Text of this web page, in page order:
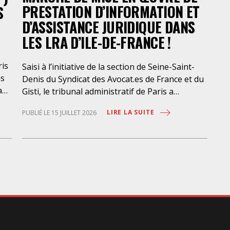
PRESTATION D’INFORMATION ET
D’ASSISTANCE JURIDIQUE DANS
LES LRA D’ILE-DE-FRANCE !
Saisi à l’initiative de la section de Seine-Saint-
Denis du Syndicat des Avocat.es de France et du
Gisti, le tribunal administratif de Paris a
marché public visant à la « mise en œuvre de
juridique des étrangers maintenus dans les
PUBLIÉ LE 15 JUILLET 2026 LIRE LA SUITE